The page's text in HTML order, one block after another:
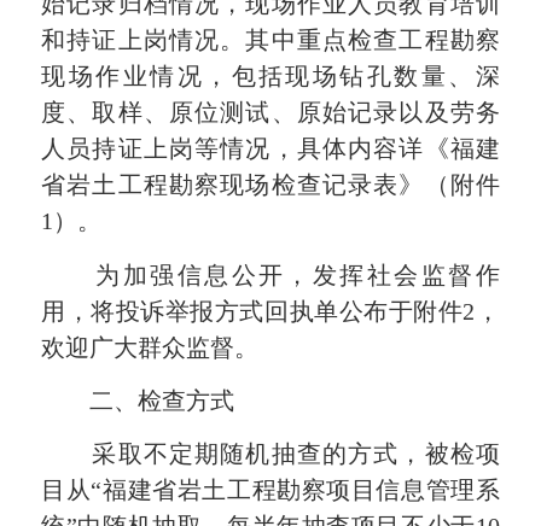
和持证上岗情况。其中重点检查工程勘察
现场作业情况，包括现场钻孔数量、深
度、取样、原位测试、原始记录以及劳务
人员持证上岗等情况，具体内容详《福建
省岩土工程勘察现场检查记录表》（附件
1）。
为加强信息公开，发挥社会监督作
用，将投诉举报方式回执单公布于附件2，
欢迎广大群众监督。
二、检查方式
采取不定期随机抽查的方式，被检项
目从“福建省岩土工程勘察项目信息管理系